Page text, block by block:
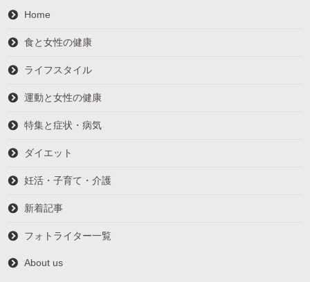
Home
食と女性の健康
ライフスタイル
運動と女性の健康
特集と症状・病気
ダイエット
妊活・子育て・介護
新着記事
フォトライター一覧
About us